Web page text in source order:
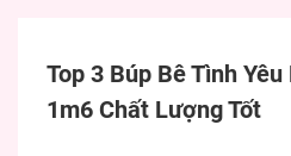
Top 3 Búp Bê Tình
1m6 Chất Lượng Tốt